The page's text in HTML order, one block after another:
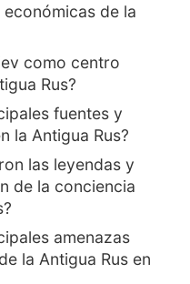
de la
como centro
Rus?
fuentes y
la Antigua Rus?
las leyendas y
de la conciencia
amenazas
la Antigua Rus en